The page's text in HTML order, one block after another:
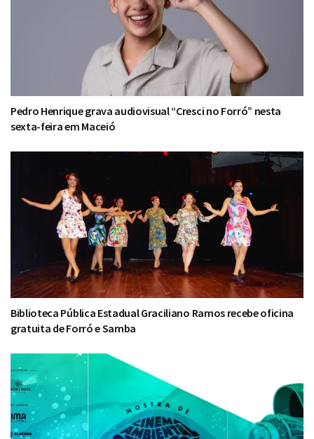
Pedro Henrique grava audiovisual “Cresci no Forró” nesta
sexta-feira em Maceió
Biblioteca Pública Estadual Graciliano Ramos recebe oficina
gratuita de Forró e Samba